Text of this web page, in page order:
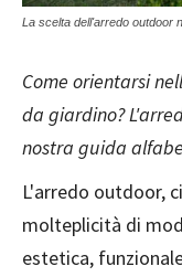
La scelta dell'arredo outdoor
Come orientarsi
da giardino?
nostra guida
L'arredo outdoor,
molteplicità di
estetica,